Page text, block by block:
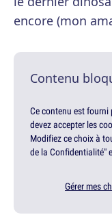
encore (mon
Contenu
Ce contenu est
devez accepter les
Modifiez ce choix à
de la Confidentialité"
Gérer mes